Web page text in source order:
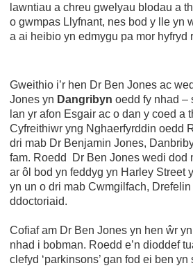
lawntiau a chreu gwelyau blodau a
o gwmpas Llyfnant, nes bod y lle yn
a ai heibio yn edmygu pa mor hyfryd
Gweithio i’r hen Dr Ben Jones ac
Jones yn Dangribyn oedd fy nhad –
lan yr afon Esgair ac o dan y coed a
Cyfreithiwr yng Nghaerfyrddin oedd
dri mab Dr Benjamin Jones,
fam. Roedd Dr Ben Jones wedi dod
ar ôl bod yn feddyg yn Harley Street
yn un o dri mab Cwmgilfach,
ddoctoriaid.
Cofiaf am Dr Ben Jones yn hen ŵr
nhad i bobman. Roedd e’n dioddef
clefyd ‘parkinsons’ gan fod ei ben yn